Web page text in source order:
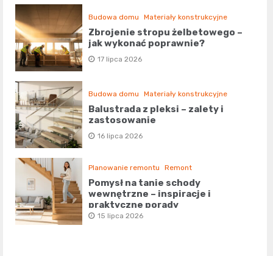
Budowa domu Materiały konstrukcyjne
Zbrojenie stropu żelbetowego –
jak wykonać poprawnie?
17 lipca 2026
Budowa domu Materiały konstrukcyjne
Balustrada z pleksi – zalety i
zastosowanie
16 lipca 2026
Planowanie remontu Remont
Pomysł na tanie schody
wewnętrzne – inspiracje i
praktyczne porady
15 lipca 2026